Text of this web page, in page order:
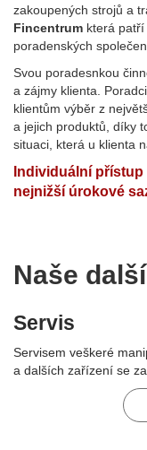
zakoupených strojů a
Fincentrum která
poradenských
Svou poradesnkou
a zájmy klienta.
klientům výběr z
a jejich produktů, díky
situaci, která u klienta
Individuální
nejnižší úrokové
Naše
Servis
Servisem veškeré
a dalších zařízení se